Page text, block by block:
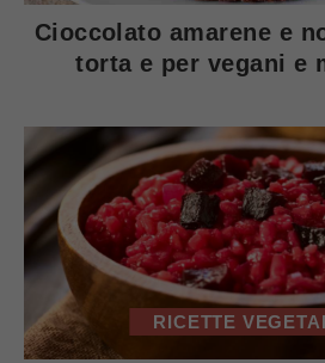
Cioccolato amarene e
torta e per vegani e
RICETTE